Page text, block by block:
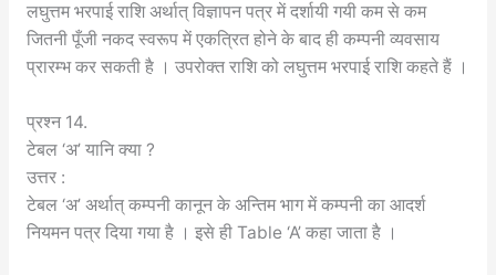
लघुत्तम भरपाई राशि अर्थात् विज्ञापन पत्र में दर्शायी गयी कम से कम
जितनी पूँजी नकद स्वरूप में एकत्रित होने के बाद ही कम्पनी व्यवसाय
प्रारम्भ कर सकती है । उपरोक्त राशि को लघुत्तम भरपाई राशि कहते हैं ।
प्रश्न 14.
टेबल ‘अ’ यानि क्या ?
उत्तर :
टेबल ‘अ’ अर्थात् कम्पनी कानून के अन्तिम भाग में कम्पनी का आदर्श
नियमन पत्र दिया गया है । इसे ही Table ‘A’ कहा जाता है ।